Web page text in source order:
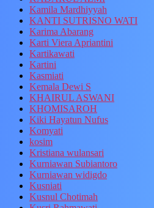
Kamila Mardhiyyah
KANTI SUTRISNO WATI
Karima Abarang
Karti Viera Apriantini
Kartikawati
Kartini
Kasmiati
Kemala Dewi S
KHAIRUL ASWANI
KHOMISAROH
Kiki Hayatun Nufus
Komyati
kosim
Kristiana wulansari
Kurniawan Subiantoro
Kurniawan widigdo
Kusniati
Kusnul Chotimah